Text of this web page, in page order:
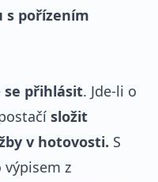
s pořízením
se přihlásit. Jde-li o
složit
v hotovosti. S
z